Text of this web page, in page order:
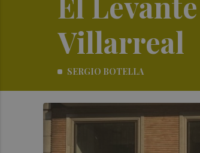
Villarreal
SERGIO BOTELLA